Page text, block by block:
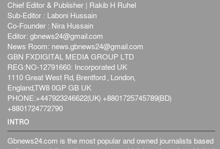
Chief Editor & Publisher | Rakib H Ruhel
Sub-Editor : Laboni Hussain
Co-Founder : Nira Hussain
Editor: gbnews24@gmail.com
News Room: news.gbnews24@gmail.com
GBN FXDIGITAL MEDIA GROUP LTD
REG:NO-12791660: Incorporated UK
1110 Great West Rd, Brentford , London,
England,TW8 0GP GB UK
PHONE:+447923246622(UK) +8801725745789(BD)
+8801724772790
INTRO
Gbnews24.com is the most popular and owned journalists based